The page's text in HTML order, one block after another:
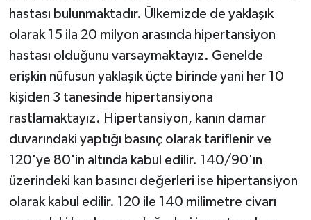
hastası bulunmaktadır. Ülkemizde de yaklaşık
olarak 15 ila 20 milyon arasında hipertansiyon
hastası olduğunu varsaymaktayız. Genelde
erişkin nüfusun yaklaşık üçte birinde yani her 10
kişiden 3 tanesinde hipertansiyona
rastlamaktayız. Hipertansiyon, kanın damar
duvarındaki yaptığı basınç olarak tariflenir ve
120'ye 80'in altında kabul edilir. 140/90'ın
üzerindeki kan basıncı değerleri ise hipertansiyon
olarak kabul edilir. 120 ile 140 milimetre civarı